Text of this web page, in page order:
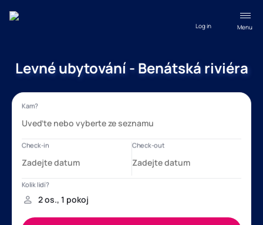
Menu
Log in
Levné ubytování - Benátská riviéra